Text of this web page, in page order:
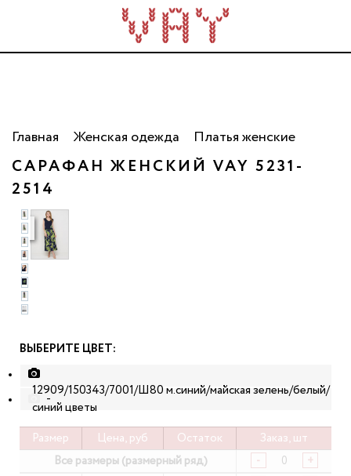
Трикотаж для всей семьи. Сделано в России. Опт
от 5 000 рублей.
Главная Женская одежда Платья женские
САРАФАН ЖЕНСКИЙ VAY 5231-
2514
ВЫБЕРИТЕ ЦВЕТ:
12909/150343/7001/Ш80 м.синий/майская зелень/белый/
синий цветы
-
Размер Цена, руб Остаток
Заказ, шт
Все размеры (размерный ряд)
- +